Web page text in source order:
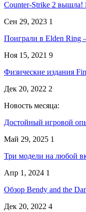
Counter-Strike 2
Сен 29, 2023 1
Поиграли в Elden Ring
Ноя 15, 2021 9
Физические издания
Дек 20, 2022 2
Новость месяца:
Достойный игровой
Май 29, 2025 1
Три модели на любой
Апр 1, 2024 1
Обзор Bendy and the
Дек 20, 2022 4